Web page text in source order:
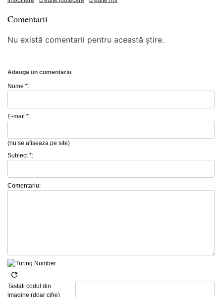
Comentarii
Nu există comentarii pentru această știre.
Adauga un comentariu
Nume *:
E-mail *:
(nu se afiseaza pe site)
Subiect *:
Comentariu:
Tastati codul din
imagine (doar cifre)